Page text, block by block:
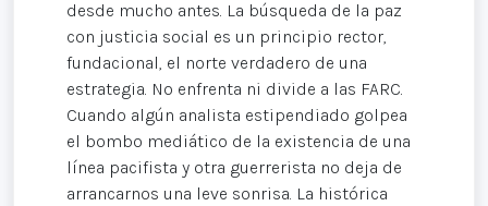
desde mucho antes. La búsqueda de la paz
con justicia social es un principio rector,
fundacional, el norte verdadero de una
estrategia. No enfrenta ni divide a las FARC.
Cuando algún analista estipendiado golpea
el bombo mediático de la existencia de una
línea pacifista y otra guerrerista no deja de
arrancarnos una leve sonrisa. La histórica